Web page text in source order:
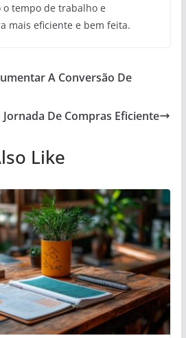
tempo de trabalho e
mais eficiente e bem feita.
A Conversão De
De Compras Eficiente
Like